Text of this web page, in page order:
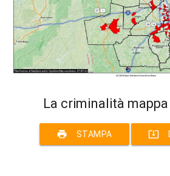
La criminalità
print STAMPA system_update_alt